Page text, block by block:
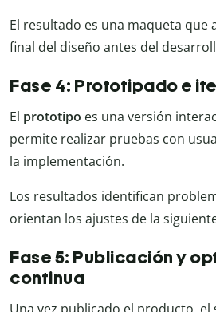
El resultado es una maqueta que
final del diseño antes del
Fase 4: Prototipado e
El prototipo es una versión
permite realizar pruebas con
la implementación.
Los resultados identifican
orientan los ajustes de la
Fase 5: Publicación y
continua